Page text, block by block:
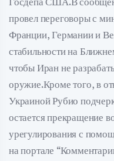
провел переговоры с
Франции, Германии и
стабильности на
чтобы Иран не
оружие.Кроме того, в
Украиной Рубио
остается прекращение
урегулирования с
на портале